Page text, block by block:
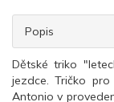
Popis
Dětské triko
jezdce. Tričko
Antonio v